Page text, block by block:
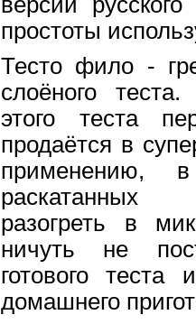
простоты
Тесто фило -
слоёного
этого теста
продаётся в
применению,
раскатанных
разогреть в
ничуть не
готового теста
домашнего